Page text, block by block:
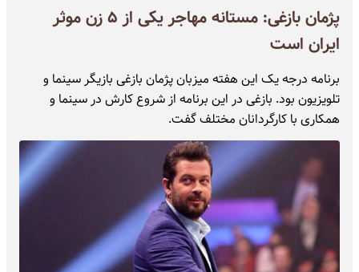
پژمان بازغی: مستانه مهاجر یکی از ۵ زن موثر
ایران است
برنامه درجه یک این هفته میزبان پژمان بازغی بازیگر سینما و
تلویزیون بود. بازغی در این برنامه از شروع کارش در سینما و
همکاری با کارگردانان مختلف گفت.